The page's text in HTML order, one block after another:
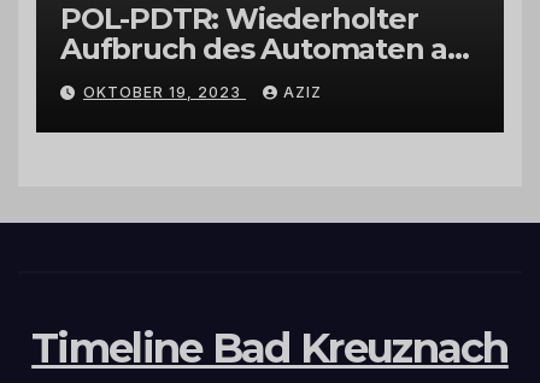
POL-PDTR: Wiederholter
Aufbruch des Automaten am
Wohnmobilstellplatz in
Hermeskeil am Labachweg
OKTOBER 19, 2023 AZIZ
Timeline Bad Kreuznach